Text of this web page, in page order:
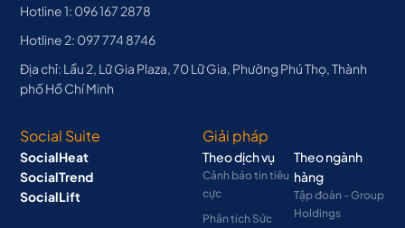
Hotline 1: 096 167 2878
Hotline 2: 097 774 8746
Địa chỉ: Lầu 2, Lữ Gia Plaza, 70 Lữ Gia, Phường Phú Thọ, Thành
phố Hồ Chí Minh
Social Suite
SocialHeat
SocialTrend
SocialLift
Giải pháp
Theo dịch vụ
Cảnh báo tin tiêu
cực
Phân tích Sức
Theo ngành
hàng
Tập đoàn - Group
Holdings